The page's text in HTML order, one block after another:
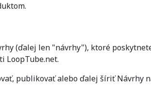
(ďalej len "návrhy"), ktoré
LoopTube.net.
publikovať alebo ďalej šíriť Návrhy